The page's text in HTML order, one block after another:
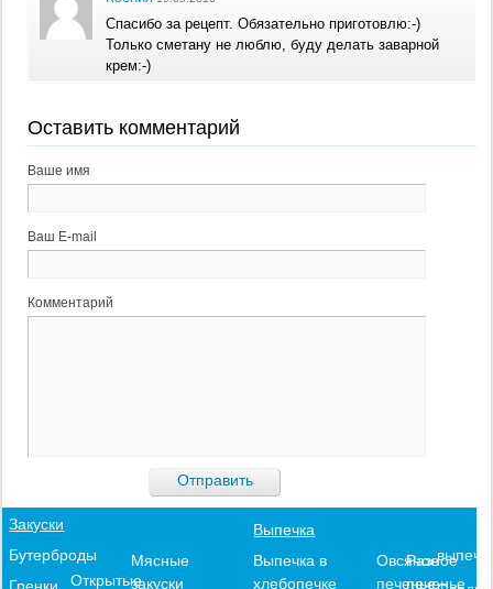
Спасибо за рецепт. Обязательно приготовлю:-)
Только сметану не люблю, буду делать заварной
крем:-)
Оставить комментарий
Ваше имя
Ваш E-mail
Комментарий
Закуски
Бутерброды
Гренки
Открытые
Мясные
закуски
Выпечка
Выпечка в
хлебопечке
Овсяное
печенье
Разное
печенье